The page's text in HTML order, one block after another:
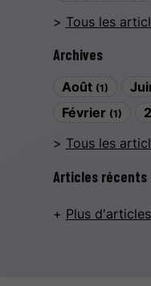
Tous les
Archives
Août (1)
Février (1)
Tous les
Articles récents
Plus